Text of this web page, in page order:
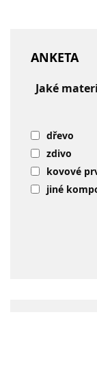
ANKETA
Jaké
dřevo
zdivo
kovové
jiné